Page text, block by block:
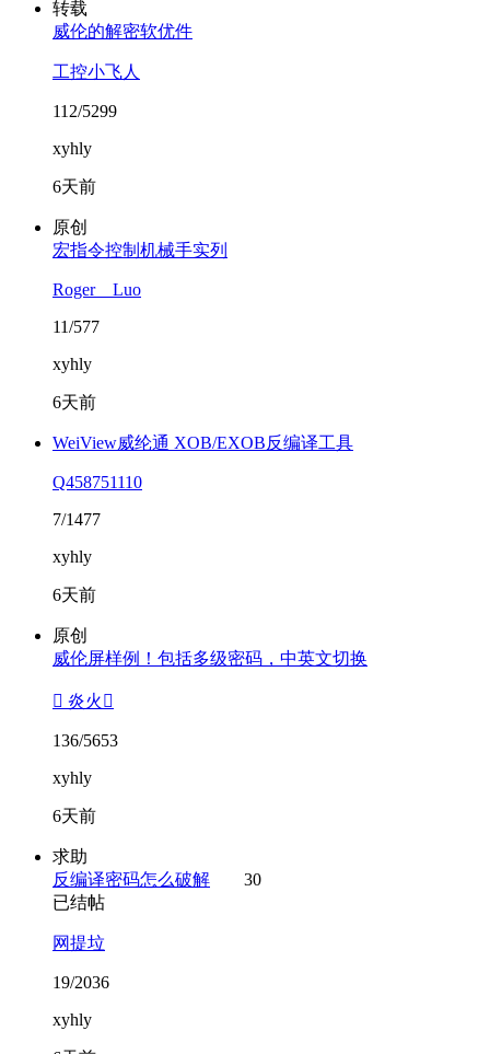
转载
威伦的解密软优件
工控小飞人
112/5299
xyhly
6天前
原创
宏指令控制机械手实列
Roger__Luo
11/577
xyhly
6天前
WeiView威纶通 XOB/EXOB反编译工具
Q458751110
7/1477
xyhly
6天前
原创
威伦屏样例！包括多级密码，中英文切换
 炎火
136/5653
xyhly
6天前
求助
反编译密码怎么破解
30
已结帖
网提垃
19/2036
xyhly